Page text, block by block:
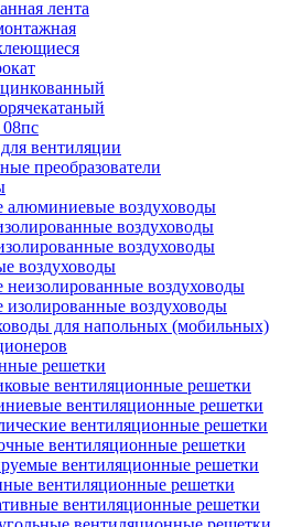
лента
вентиляции
преобразователи
алюминиевые воздуховоды
воздуховоды
воздуховоды
воздуховоды
неизолированные воздуховоды
изолированные воздуховоды
для напольных (мобильных)
решетки
вентиляционные решетки
вентиляционные решетки
вентиляционные решетки
вентиляционные решетки
вентиляционные решетки
вентиляционные решетки
вентиляционные решетки